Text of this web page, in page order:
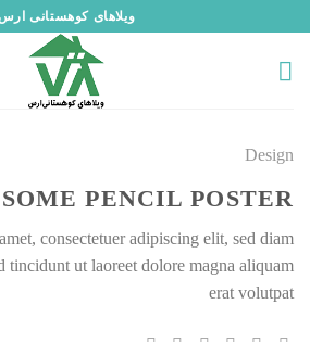
محتوا
ویلاهای کوهستانی ارس
Design
PENCIL POSTER
consectetuer adipiscing elit, sed diam
tincidunt ut laoreet dolore magna aliquam
erat volutpat